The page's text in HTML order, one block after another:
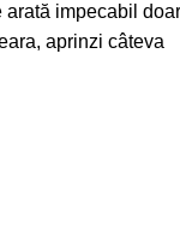
arată impecabil doar
aprinzi câteva